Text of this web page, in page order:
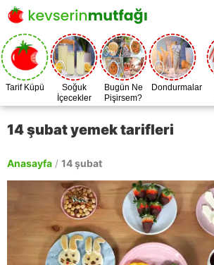
Tarif Küpü
Soğuk
İçecekler
Bugün Ne
Pişirsem?
Dondurmalar
14 şubat yemek tarifleri
Anasayfa / 14 şubat